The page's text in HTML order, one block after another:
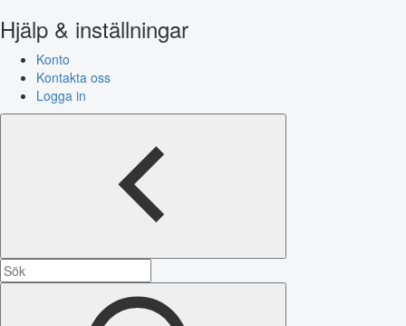
Hjälp & inställningar
Konto
Kontakta oss
Logga in